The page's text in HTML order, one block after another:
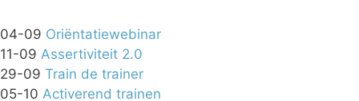
04-09 Oriëntatiewebinar
11-09 Assertiviteit 2.0
29-09 Train de trainer
05-10 Activerend trainen